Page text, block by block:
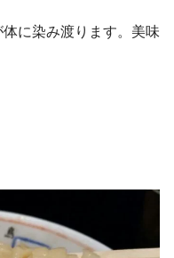
に染み渡ります。美味